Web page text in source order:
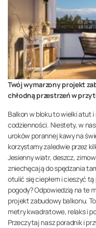
Twój wymarzony projekt
chłodną przestrzeń w
Balkon w bloku to wielki atut i
codzienności. Niestety, w
uroków porannej kawy na
korzystamy zaledwie przez
Jesienny wiatr, deszcz,
zniechęcają do spędzania
otulić się ciepłem i cieszyć
pogody? Odpowiedzią na te
projekt zabudowy balkonu.
metry kwadratowe, relaks i
Przeczytaj nasz poradnik i